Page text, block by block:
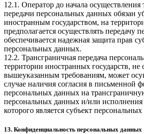
12.1. Оператор до начала осуществления
передачи персональных данных обязан
иностранным государством, на
предполагается осуществлять передачу
обеспечивается надежная защита прав
персональных данных.
12.2. Трансграничная передача
территории иностранных государств,
вышеуказанным требованиям, может
случае наличия согласия в письменной
персональных данных на
персональных данных и/или исполнения
которого является субъект
13. Конфиденциальность персональных данных